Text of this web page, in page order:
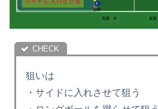
狙いは
・サイドに入れさせて狙う